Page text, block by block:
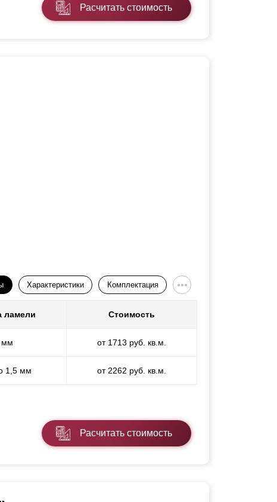
Расчитать стоимость
Характеристики Комплектация
ламели Стоимость
мм от 1713 руб. кв.м.
1,5 мм от 2262 руб. кв.м.
Расчитать стоимость